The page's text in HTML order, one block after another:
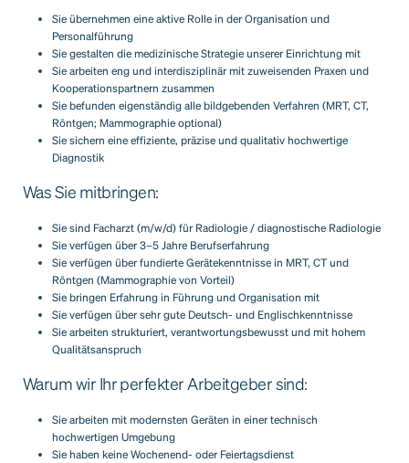
Sie übernehmen eine aktive Rolle in der Organisation und
Personalführung
Sie gestalten die medizinische Strategie unserer Einrichtung mit
Sie arbeiten eng und interdisziplinär mit zuweisenden Praxen und
Kooperationspartnern zusammen
Sie befunden eigenständig alle bildgebenden Verfahren (MRT, CT,
Röntgen; Mammographie optional)
Sie sichern eine effiziente, präzise und qualitativ hochwertige
Diagnostik
Was Sie mitbringen:
Sie sind Facharzt (m/w/d) für Radiologie / diagnostische Radiologie
Sie verfügen über 3–5 Jahre Berufserfahrung
Sie verfügen über fundierte Gerätekenntnisse in MRT, CT und
Röntgen (Mammographie von Vorteil)
Sie bringen Erfahrung in Führung und Organisation mit
Sie verfügen über sehr gute Deutsch- und Englischkenntnisse
Sie arbeiten strukturiert, verantwortungsbewusst und mit hohem
Qualitätsanspruch
Warum wir Ihr perfekter Arbeitgeber sind:
Sie arbeiten mit modernsten Geräten in einer technisch
hochwertigen Umgebung
Sie haben keine Wochenend- oder Feiertagsdienst